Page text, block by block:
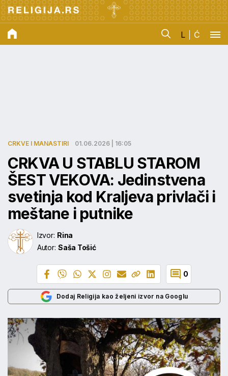
L Ć
CRKVE I MANASTIRI 01.06.2026 | 16:05
CRKVA U STABLU STAROM
ŠEST VEKOVA: Jedinstvena
svetinja kod Kraljeva privlači i
meštane i putnike
Izvor: Rina
Autor: Saša Tošić
0
Dodaj Religija kao željeni izvor na Googlu